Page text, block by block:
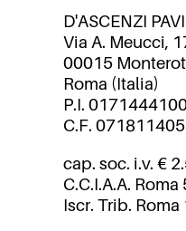
D'ASCENZI
Via A. Meucci,
00015
Roma (Italia)
P.I.
C.F.
cap. soc. i.v. €
C.C.I.A.A.
Iscr. Trib.